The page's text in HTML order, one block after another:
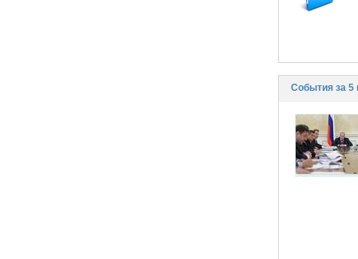
События за 5